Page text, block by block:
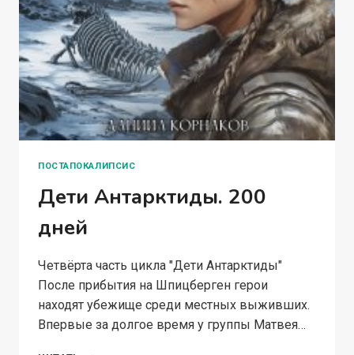
ПОСТАПОКАЛИПСИС
Дети Антарктиды. 200
дней
Четвёрта часть цикла "Дети Антарктиды"
После прибытия на Шпицберген герои
находят убежище среди местных выживших.
Впервые за долгое время у группы Матвея…